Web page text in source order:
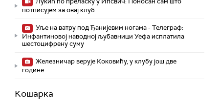
потписујем за овај клуб
Уље на ватру под Ђанијевим ногама - Телеграф:
Инфантиновој наводној љубавници Уефа исплатила
шестоцифрену суму
Железничар верује Коковићу, у клубу још две
године
Кошарка